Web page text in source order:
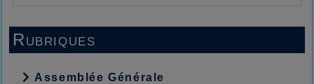
Rubriques
Assemblée Générale